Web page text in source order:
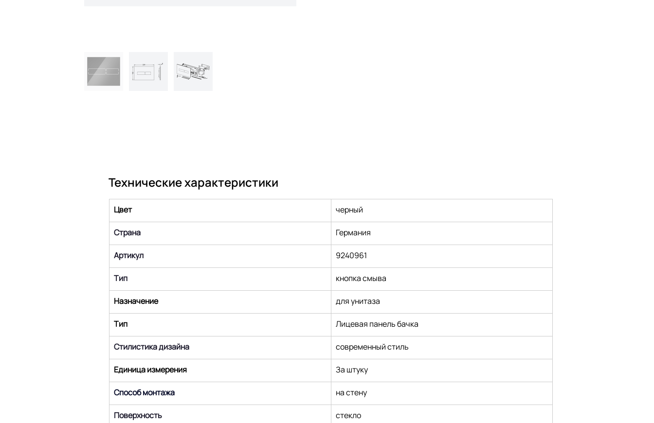
Технические характеристики
Цвет черный
Страна Германия
Артикул 9240961
Тип кнопка смыва
Назначение для унитаза
Тип Лицевая панель бачка
Стилистика дизайна современный стиль
Единица измерения За штуку
Способ монтажа на стену
Поверхность стекло